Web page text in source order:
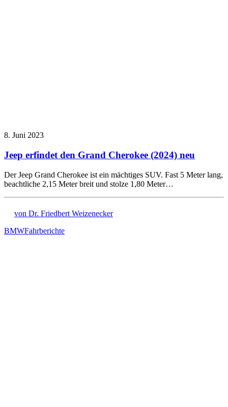
8. Juni 2023
Jeep erfindet den Grand Cherokee (2024) neu
Der Jeep Grand Cherokee ist ein mächtiges SUV. Fast 5 Meter lang,
beachtliche 2,15 Meter breit und stolze 1,80 Meter…
von Dr. Friedbert Weizenecker
BMWFahrberichte